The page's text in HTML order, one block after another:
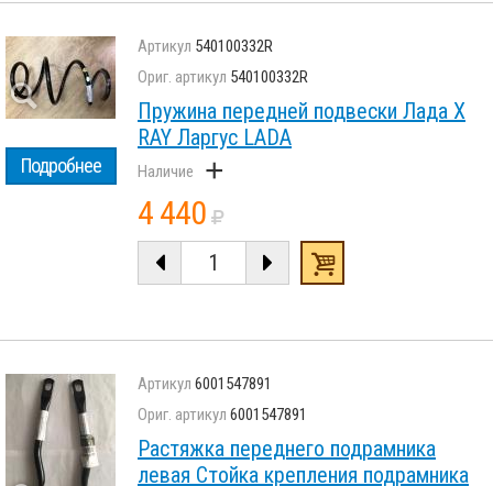
Подробнее
540100332R
540100332R
Пружина передней подвески Лада X
RAY Ларгус LADA
+
4 440
6001547891
6001547891
Растяжка переднего подрамника
левая Стойка крепления подрамника